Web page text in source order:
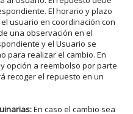
El horario y plazo
usuario en coordinación con
una observación en el
y el Usuario se
para realizar el cambio. En
opción a reembolso por parte
recoger el repuesto en un
:En caso el cambio sea